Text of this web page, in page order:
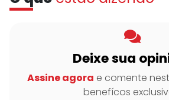
Deixe sua
Assine agora e comente
benefícos